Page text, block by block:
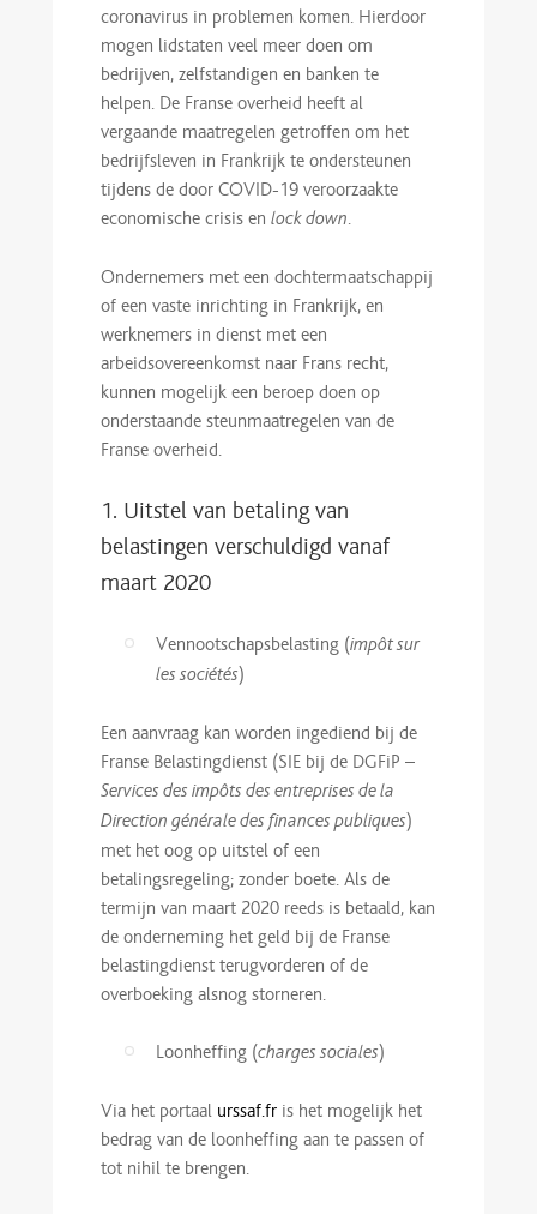
coronavirus in problemen komen. Hierdoor
mogen lidstaten veel meer doen om
bedrijven, zelfstandigen en banken te
helpen. De Franse overheid heeft al
vergaande maatregelen getroffen om het
bedrijfsleven in Frankrijk te ondersteunen
tijdens de door COVID-19 veroorzaakte
economische crisis en lock down.
Ondernemers met een dochtermaatschappij
of een vaste inrichting in Frankrijk, en
werknemers in dienst met een
arbeidsovereenkomst naar Frans recht,
kunnen mogelijk een beroep doen op
onderstaande steunmaatregelen van de
Franse overheid.
1. Uitstel van betaling van
belastingen verschuldigd vanaf
maart 2020
Vennootschapsbelasting (impôt sur
les sociétés)
Een aanvraag kan worden ingediend bij de
Franse Belastingdienst (SIE bij de DGFiP –
Services des impôts des entreprises de la
Direction générale des finances publiques)
met het oog op uitstel of een
betalingsregeling; zonder boete. Als de
termijn van maart 2020 reeds is betaald, kan
de onderneming het geld bij de Franse
belastingdienst terugvorderen of de
overboeking alsnog storneren.
Loonheffing (charges sociales)
Via het portaal urssaf.fr is het mogelijk het
bedrag van de loonheffing aan te passen of
tot nihil te brengen.